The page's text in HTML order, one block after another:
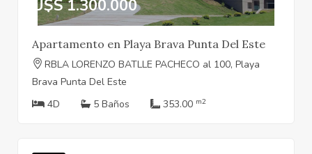
U$S 1.300.000
Apartamento en Playa Brava Punta Del Este
RBLA LORENZO BATLLE PACHECO al 100, Playa
Brava Punta Del Este
4D
5 Baños 353.00 m2